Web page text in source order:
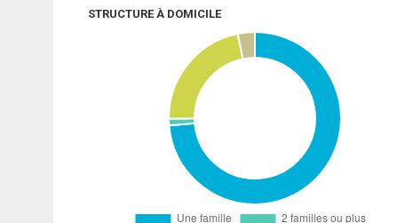
STRUCTURE À DOMICILE